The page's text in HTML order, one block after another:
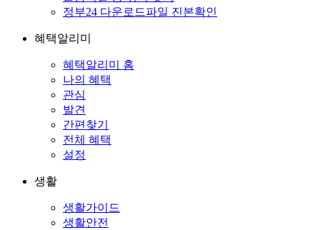
정부24 다운로드파일 진본확인
혜택알리미
혜택알리미 홈
나의 혜택
관심
발견
간편찾기
전체 혜택
설정
생활
생활가이드
생활안전